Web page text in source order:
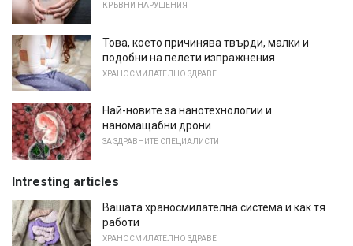
КРЪВНИ НАРУШЕНИЯ
Това, което причинява твърди, малки и
подобни на пелети изпражнения
ХРАНОСМИЛАТЕЛНО ЗДРАВЕ
Най-новите за нанотехнологии и
наномащабни дрони
ЗА ЗДРАВНИТЕ СПЕЦИАЛИСТИ
Intresting articles
Вашата храносмилателна система и как тя
работи
ХРАНОСМИЛАТЕЛНО ЗДРАВЕ